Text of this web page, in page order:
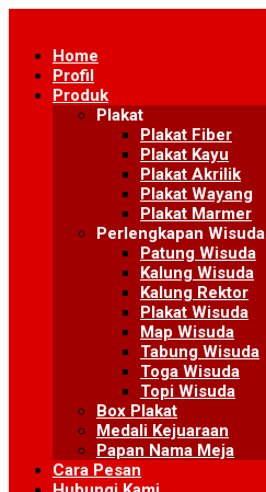
contentHome
Profil
Produk
Plakat
Plakat Fiber
Plakat Kayu
Plakat Akrilik
Plakat Wayang
Plakat Marmer
Perlengkapan Wisuda
Patung Wisuda
Kalung Wisuda
Kalung Rektor
Plakat Wisuda
Map Wisuda
Tabung Wisuda
Toga Wisuda
Topi Wisuda
Box Plakat
Medali Kejuaraan
Papan Nama Meja
Cara Pesan